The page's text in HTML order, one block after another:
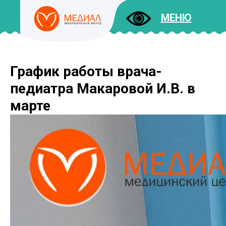
МЕНЮ
ДОКУМЕНТЫ
График работы врача-
педиатра Макаровой И.В. в
марте